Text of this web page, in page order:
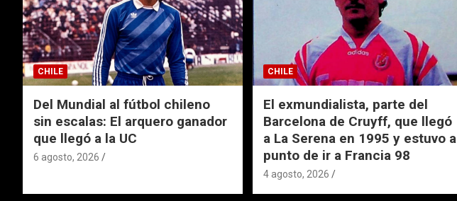
CHILE
Del Mundial al fútbol chileno
sin escalas: El arquero ganador
que llegó a la UC
6 agosto, 2026
CHILE
El exmundialista, parte del
Barcelona de Cruyff, que llegó
a La Serena en 1995 y estuvo a
punto de ir a Francia 98
4 agosto, 2026